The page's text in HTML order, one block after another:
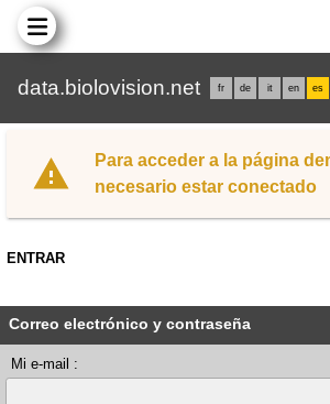
data.biolovision.net fr de it en es
Para acceder a la página
necesario estar conectado
ENTRAR
Correo electrónico y contraseña
Mi e-mail :